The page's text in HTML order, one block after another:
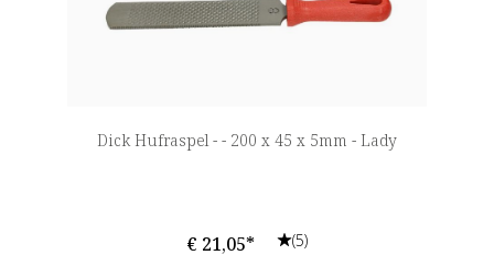
Dick Hufraspel - - 200 x 45 x 5mm - Lady
€ 21,05* (5)